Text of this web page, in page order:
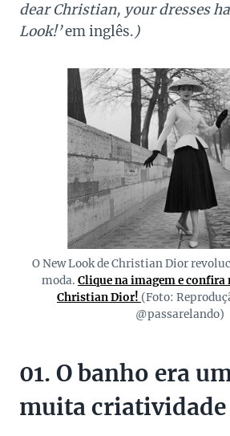
dear Christian, your dresses
Look!’em inglês.)
O New Look de Christian Dior
moda. Clique na imagem e confira
Christian Dior! (Foto:
@passarelando)
01. O banho era
muita